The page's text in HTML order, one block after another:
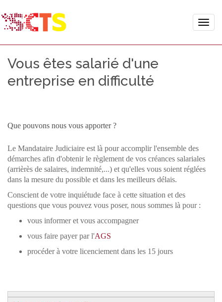
Toggle
Vous êtes salarié d'une
entreprise en difficulté
Que pouvons nous vous apporter ?
Le Mandataire Judiciaire est là pour accomplir l'ensemble des
démarches afin d'obtenir le règlement de vos créances salariales
(arrièrès de salaires, indemnité,...) et qu'elles vous soient réglées
dans la mesure du possible et dans les meilleurs délais.
Conscient de votre inquiétude face à cette situation et des
questions que vous pouvez vous poser, nous sommes là pour :
vous informer et vous accompagner
vous faire payer par l'AGS
procéder à votre licenciement dans les 15 jours